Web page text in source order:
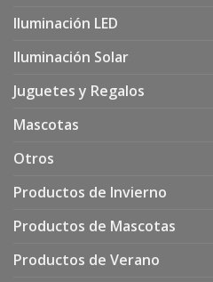
Iluminación LED
Iluminación Solar
Juguetes y Regalos
Mascotas
Otros
Productos de Invierno
Productos de Mascotas
Productos de Verano